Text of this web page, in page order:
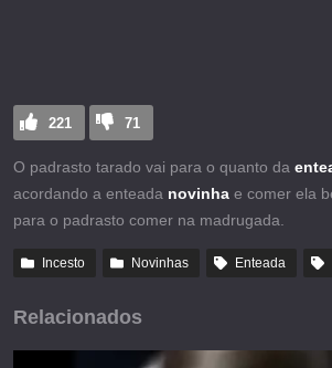
221 71
O padrasto tarado vai para o quanto da
acordando a enteada novinha e comer ela
para o padrasto comer na madrugada.
Incesto Novinhas Enteada
Relacionados